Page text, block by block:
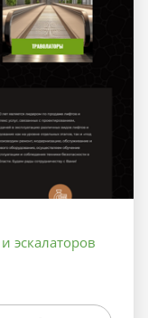
эскалаторов